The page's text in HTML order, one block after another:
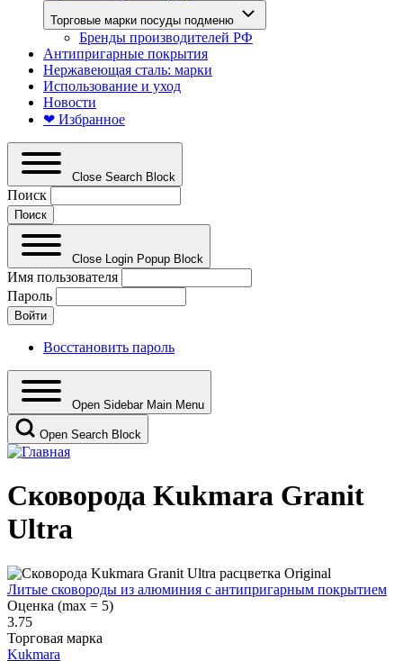
Торговые марки посуды подменю
Бренды производителей РФ
Антипригарные покрытия
Нержавеющая сталь: марки
Использование и уход
Новости
❤ Избранное
Close Search Block
Поиск
Close Login Popup Block
Имя пользователя
Пароль
Восстановить пароль
Open Sidebar Main Menu
Open Search Block
Сковорода Kukmara Granit
Ultra
Литые сковороды из алюминия с антипригарным покрытием
Оценка (max = 5)
3.75
Торговая марка
Kukmara